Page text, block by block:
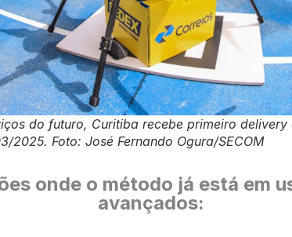
do futuro, Curitiba recebe primeiro
2025. Foto: José Fernando Ogura/SECOM
onde o método já está em
avançados: